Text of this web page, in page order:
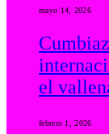
mayo 14, 2026
el
febrero 1, 2026